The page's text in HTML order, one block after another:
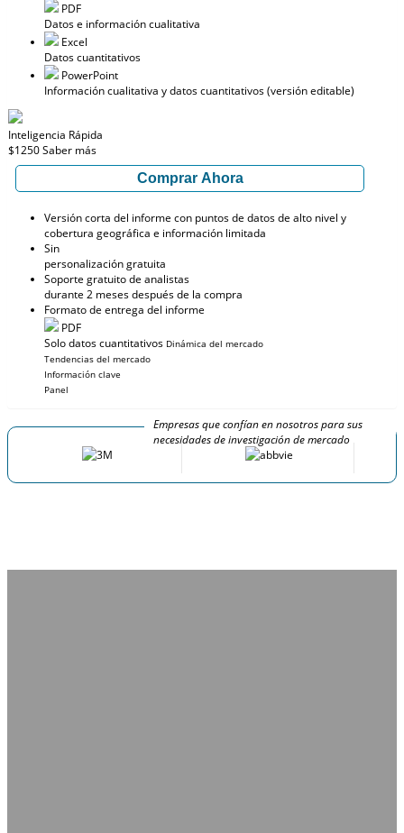
PDF
Datos e información cualitativa
Excel
Datos cuantitativos
PowerPoint
Información cualitativa y datos cuantitativos (versión editable)
Inteligencia Rápida
$1250Saber más
Comprar Ahora
Versión corta del informe con puntos de datos de alto nivel y
cobertura geográfica e información limitada
Sin
personalización gratuita
Soporte gratuito de analistas
durante 2 meses después de la compra
Formato de entrega del informe
PDF
Solo datos cuantitativos Dinámica del mercado
Tendencias del mercado
Información clave
Panel
Empresas que confían en nosotros para sus
necesidades de investigación de mercado